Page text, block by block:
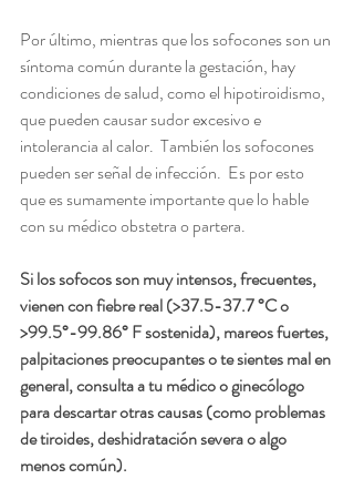
Por último, mientras que los sofocones son un
síntoma común durante la gestación, hay
condiciones de salud, como el hipotiroidismo,
que pueden causar sudor excesivo e
intolerancia al calor.  También los sofocones
pueden ser señal de infección.  Es por esto
que es sumamente importante que lo hable
con su médico obstetra o partera.
Si los sofocos son muy intensos, frecuentes,
vienen con fiebre real (>37.5-37.7 °C o
>99.5°-99.86° F sostenida), mareos fuertes,
palpitaciones preocupantes o te sientes mal en
general, consulta a tu médico o ginecólogo
para descartar otras causas (como problemas
de tiroides, deshidratación severa o algo
menos común).